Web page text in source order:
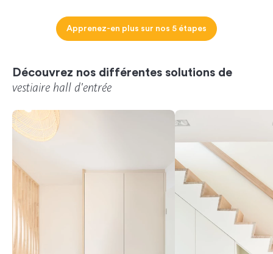
Apprenez-en plus sur nos 5 étapes
Découvrez nos différentes solutions de
vestiaire hall d'entrée